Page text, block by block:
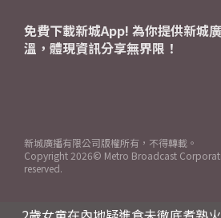
免費下載新城App! 為你提供新城
溫，體現資訊分享無界限！
新城廣播有限公司版權所有，不得轉載。
Copyright 2026© Metro Broadcast
reserved.